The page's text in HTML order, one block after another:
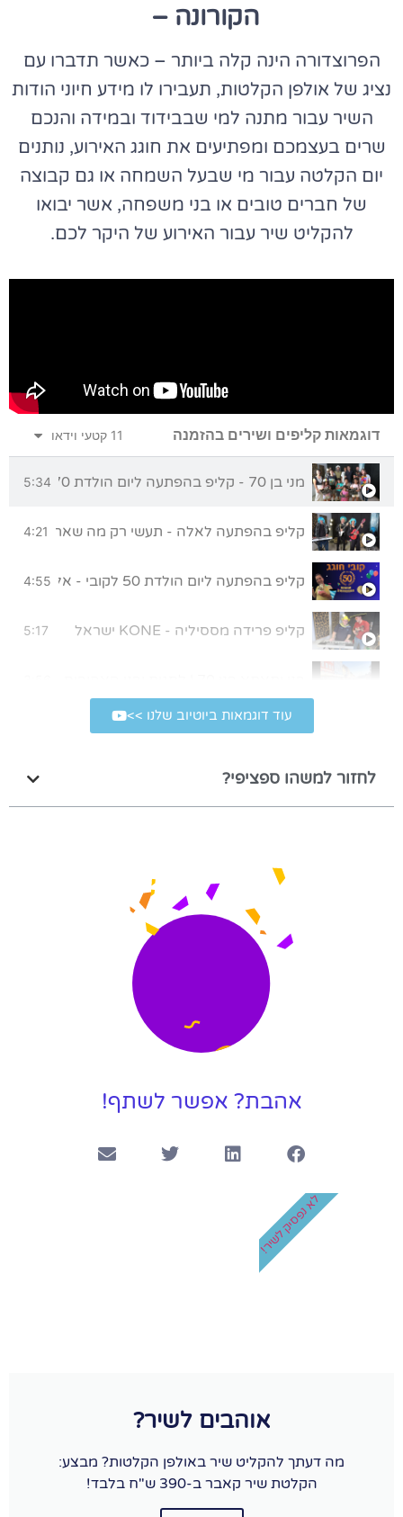
הקורונה –
הפרוצדורה הינה קלה ביותר – כאשר תדברו עם
נציג של אולפן הקלטות, תעבירו לו מידע חיוני הודות
השיר עבור מתנה למי שבבידודובמידה והנכם
שרים בעצמכם ומפתיעים את חוגג האירוע, נותנים
יום הקלטה עבור מי שבעל השמחה או גם קבוצה
של חברים טובים או בני משפחה, אשר יבואו
להקליט שיר עבור האירוע של היקר לכם.
דוגמאות קליפים ושירים בהזמנה 11 קטעי וידאו
מני בן 70 - קליפ בהפתעה ליום הולדת 70 מכל המשפחה 5:34
קליפ בהפתעה לאלה - תעשי רק מה שאת אוהבת
4:21
קליפ בהפתעה ליום הולדת 50 לקובי - אללה בית"ר! 4:55
קליפ פרידה מססיליה - KONE ישראל 5:17
קליפ במתנה ליום הולדת 80 של סבא
קליפ בהפתעה לבר מצווה 5:43
קליפ חתונה בהפתעה
קליפ יום הולדת 50 לאמא המלכה שלנו
קליפ בר מצווה ליונתן
עוד דוגמאות ביוטיוב שלנו >>
לחזור למשהו ספציפי?
אהבת? אפשר לשתף!
אוהבים לשיר?
מה דעתך להקליט שיר באולפן הקלטות? מבצע:
הקלטת שיר קאבר ב-390 ש"ח בלבד!
לא נפסיק לשיר!